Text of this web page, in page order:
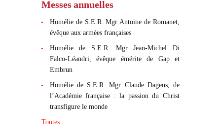
Messes annuelles
Homélie de S.E.R. Mgr Antoine de Romanet,
évêque aux armées françaises
Homélie de S.E.R. Mgr Jean-Michel Di
Falco-Léandri, évêque émérite de Gap et
Embrun
Homélie de S.E.R. Mgr Claude Dagens, de
l’Académie française : la passion du Christ
transfigure le monde
Toutes…